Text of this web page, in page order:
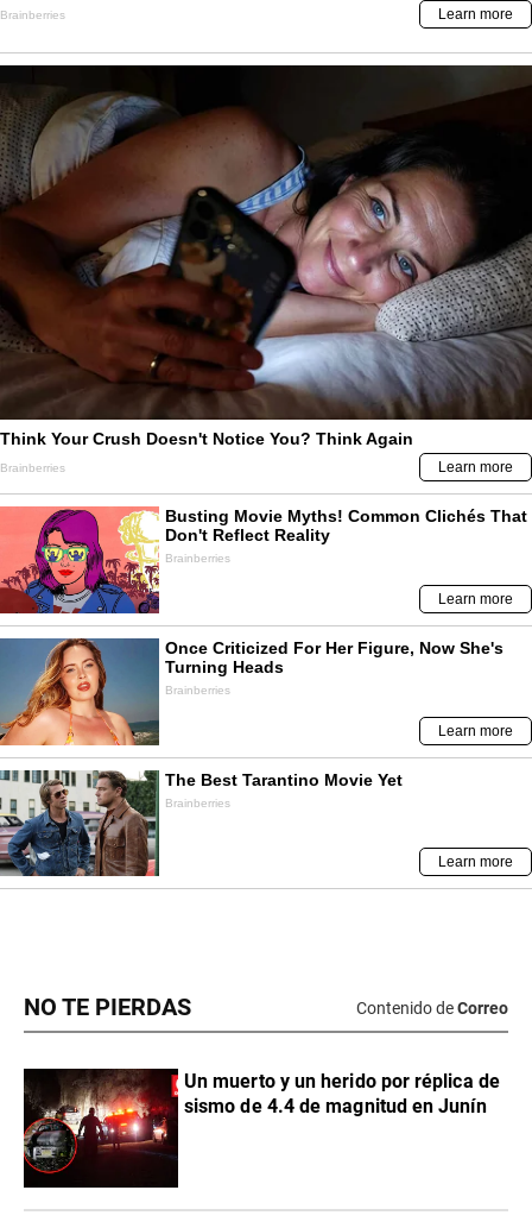
NO TE PIERDAS Contenido deCorreo
Un muerto y un herido por réplica de
sismo de 4.4 de magnitud en Junín